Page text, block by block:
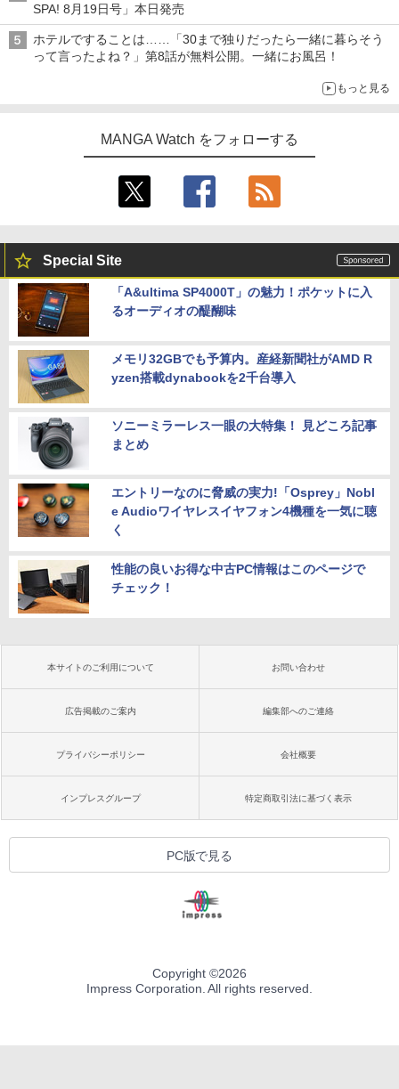
SPA! 8月19日号」本日発売
ホテルですることは……「30まで独りだったら一緒に暮らそう
って言ったよね？」第8話が無料公開。一緒にお風呂！
もっと見る
MANGA Watch をフォローする
Special Site
「A&ultima SP4000T」の魅力！ポケットに入
るオーディオの醍醐味
メモリ32GBでも予算内。産経新聞社がAMD R
yzen搭載dynabookを2千台導入
ソニーミラーレス一眼の大特集！ 見どころ記事
まとめ
エントリーなのに脅威の実力!「Osprey」Nobl
e Audioワイヤレスイヤフォン4機種を一気に聴
く
性能の良いお得な中古PC情報はこのページで
チェック！
本サイトのご利用について お問い合わせ
広告掲載のご案内 編集部へのご連絡
プライバシーポリシー 会社概要
インプレスグループ 特定商取引法に基づく表示
PC版で見る
Copyright ©2026
Impress Corporation. All rights reserved.